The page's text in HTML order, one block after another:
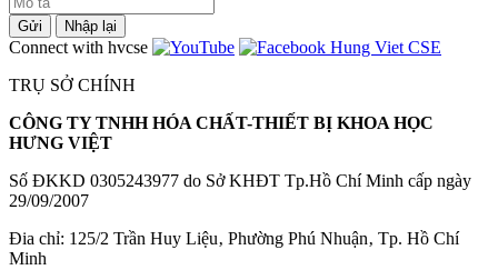
Gửi Nhập lại
Connect with hvcse
TRỤ SỞ CHÍNH
CÔNG TY TNHH HÓA CHẤT-THIẾT BỊ KHOA HỌC
HƯNG VIỆT
Số ĐKKD 0305243977 do Sở KHĐT Tp.Hồ Chí Minh cấp ngày
29/09/2007
Đia chỉ: 125/2 Trần Huy Liệu‚ Phường Phú Nhuận‚ Tp. Hồ Chí
Minh